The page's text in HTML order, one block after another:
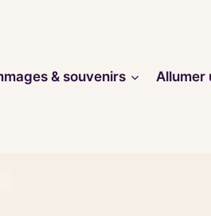
& souvenirs
Allumer